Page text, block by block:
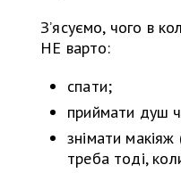
З’ясуємо, чого в
НЕ варто:
спати;
приймати душ
знімати
треба тоді,